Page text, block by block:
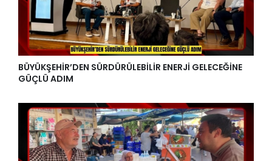
BÜYÜKŞEHİR’DEN SÜRDÜRÜLEBİLİR ENERJİ GELECEĞİNE
GÜÇLÜ ADIM